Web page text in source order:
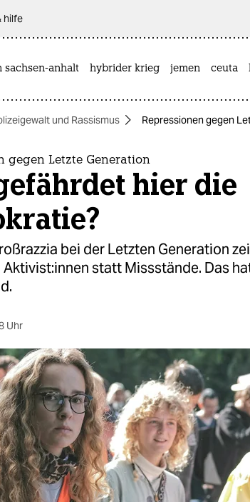
hilfe
sachsen-anhalt hybrider krieg jemen ceuta
und Rassismus Repressionen gegen
gegen Letzte Generation
hier die
bei der Letzten Generation
statt Missstände. Das
Uhr